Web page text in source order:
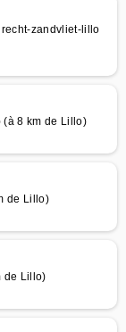
zandvliet-lillo
(à 8 km de Lillo)
de Lillo)
de Lillo)